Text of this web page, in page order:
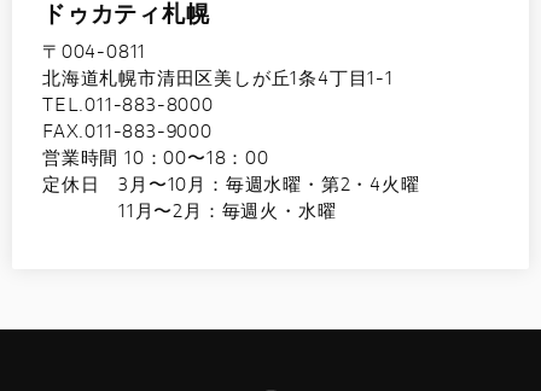
ドゥカティ札幌
〒004-0811
北海道札幌市清田区美しが丘1条4丁目1-1
TEL.011-883-8000
FAX.011-883-9000
営業時間 10：00〜18：00
定休日 3月〜10月：毎週水曜・第2・4火曜
11月〜2月：毎週火・水曜